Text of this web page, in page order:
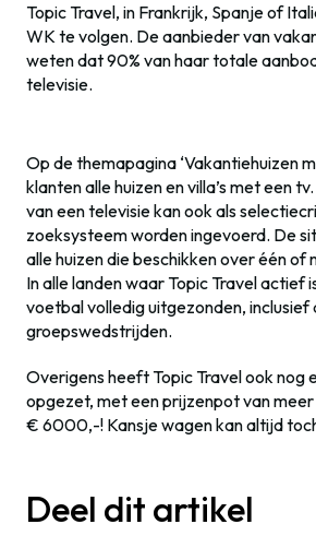
Topic Travel, in Frankrijk, Spanje of
WK te volgen. De aanbieder van
weten dat 90% van haar totale
televisie.
Op de themapagina ‘Vakantiehuizen
klanten alle huizen en villa’s met een
van een televisie kan ook als
zoeksysteem worden ingevoerd. De
alle huizen die beschikken over één
In alle landen waar Topic Travel actief
voetbal volledig uitgezonden, inclusief
groepswedstrijden.
Overigens heeft Topic Travel ook nog
opgezet, met een prijzenpot van
€ 6000,-! Kansje wagen kan altijd
Deel dit artikel